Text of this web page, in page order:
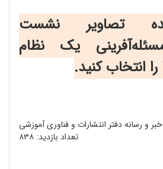
تصاویر نشست
یک نظام
را انتخاب کنید.
و رسانه دفتر انتشارات و فناوری آموزشی
تعداد بازدید: ۸۳۸